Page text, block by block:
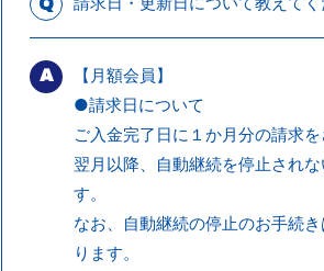
Q
A
【月額会員】
●請求日について
ご入金完了日に１か月分の請求を
翌月以降、自動継続を停止され
す。
なお、自動継続の停止のお手続
ります。